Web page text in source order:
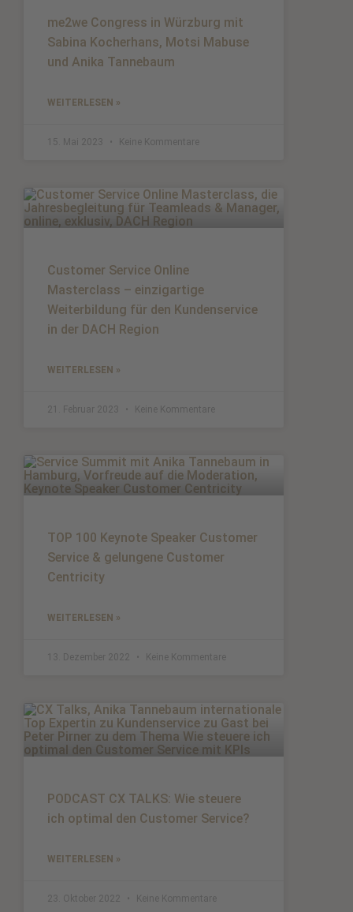
me2we Congress in Würzburg mit
Sabina Kocherhans, Motsi Mabuse
und Anika Tannebaum
WEITERLESEN »
15. Mai 2023 Keine Kommentare
Customer Service Online
Masterclass – einzigartige
Weiterbildung für den Kundenservice
in der DACH Region
WEITERLESEN »
21. Februar 2023 Keine Kommentare
TOP 100 Keynote Speaker Customer
Service & gelungene Customer
Centricity
WEITERLESEN »
13. Dezember 2022 Keine Kommentare
PODCAST CX TALKS: Wie steuere
ich optimal den Customer Service?
WEITERLESEN »
23. Oktober 2022 Keine Kommentare